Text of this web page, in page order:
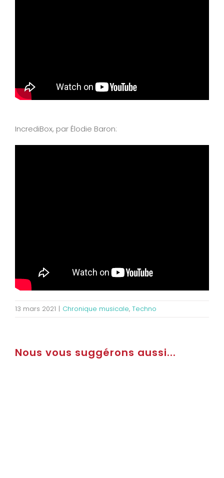
IncrediBox, par Élodie Baron:
13 mars 2021 | Chronique musicale, Techno
Nous vous suggérons aussi...